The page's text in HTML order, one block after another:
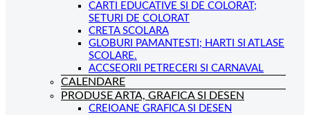
CARTI EDUCATIVE SI DE COLORAT;
SETURI DE COLORAT
CRETA SCOLARA
GLOBURI PAMANTESTI; HARTI SI ATLASE
SCOLARE.
ACCSEORII PETRECERI SI CARNAVAL
CALENDARE
PRODUSE ARTA, GRAFICA SI DESEN
CREIOANE GRAFICA SI DESEN